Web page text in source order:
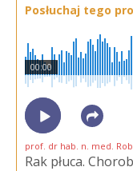
Posłuchaj tego
00:00
prof. dr hab. n. med.
Rak płuca.